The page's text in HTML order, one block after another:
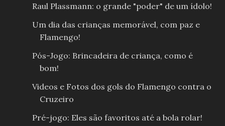
Raul Plassmann: o grande "poder" de um ídolo!
Um dia das crianças memorável, com paz e
Flamengo!
Pós-Jogo: Brincadeira de criança, como é
bom!
Videos e Fotos dos gols do Flamengo contra o
Cruzeiro
Pré-jogo: Eles são favoritos até a bola rolar!